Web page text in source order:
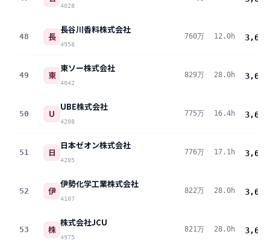
4028
48 長
長谷川香料株式会社
4958
760万 12.0h 3,681
49 東
東ソー株式会社
4042
829万 28.0h 3,674
50 U
UBE株式会社
4208
775万 16.4h 3,659
51 日
日本ゼオン株式会社
4205
776万 17.1h 3,653
52 伊
伊勢化学工業株式会社
4107
822万 28.0h 3,643
53 株
株式会社JCU
4975
821万 28.0h 3,640